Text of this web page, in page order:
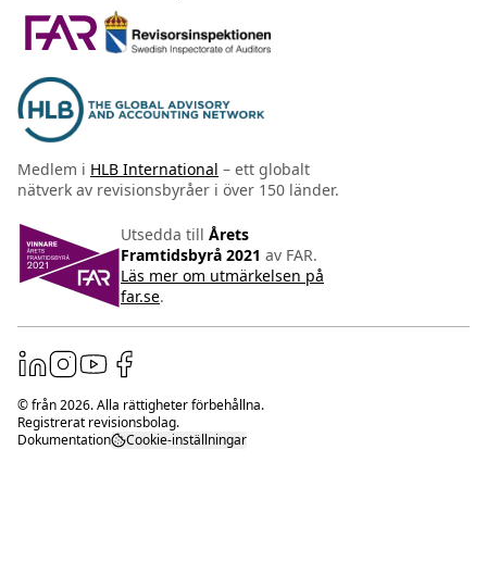
Medlem i HLB International – ett globalt
nätverk av revisionsbyråer i över 150 länder.
Utsedda till Årets
Framtidsbyrå 2021 av FAR.
Läs mer om utmärkelsen på
far.se.
© från2026. Alla rättigheter förbehållna.
Registrerat revisionsbolag.
Dokumentation
Cookie-inställningar